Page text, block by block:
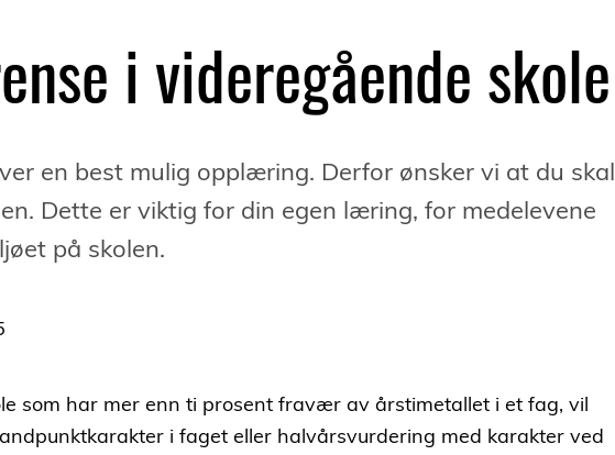
i videregående skole
en best mulig opplæring. Derfor ønsker vi at du skal
Dette er viktig for din egen læring, for medelevene
på skolen.
som har mer enn ti prosent fravær av årstimetallet i et fag, vil
i faget eller halvårsvurdering med karakter ved